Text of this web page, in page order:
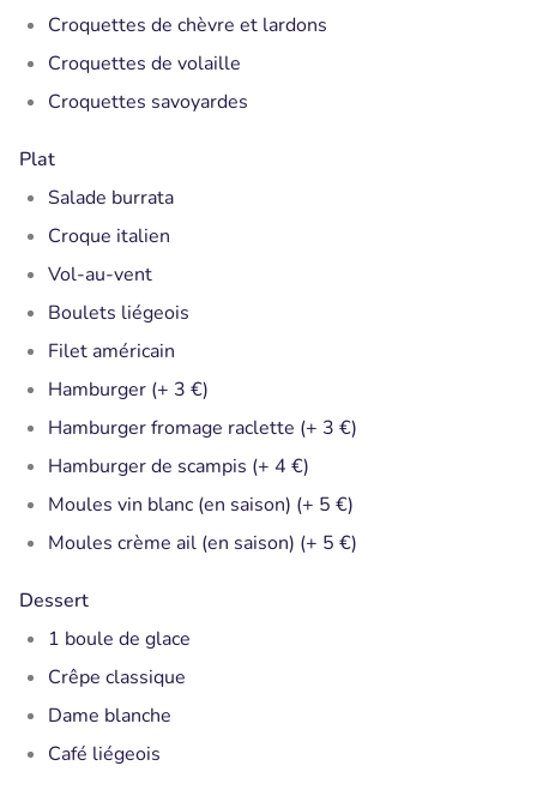
Croquettes de chèvre et lardons
Croquettes de volaille
Croquettes savoyardes
Plat
Salade burrata
Croque italien
Vol-au-vent
Boulets liégeois
Filet américain
Hamburger (+ 3 €)
Hamburger fromage raclette (+ 3 €)
Hamburger de scampis (+ 4 €)
Moules vin blanc (en saison) (+ 5 €)
Moules crème ail (en saison) (+ 5 €)
Dessert
1 boule de glace
Crêpe classique
Dame blanche
Café liégeois